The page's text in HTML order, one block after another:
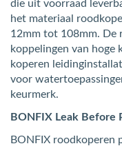
die uit voorraad
het materiaal
12mm tot 108mm. De
koppelingen van
koperen
voor
keurmerk.
BONFIX Leak Before
BONFIX roodkoperen